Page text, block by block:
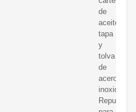
de
aceite,
tapa
y
tolva
de
acero
inoxidable.
Repuestos